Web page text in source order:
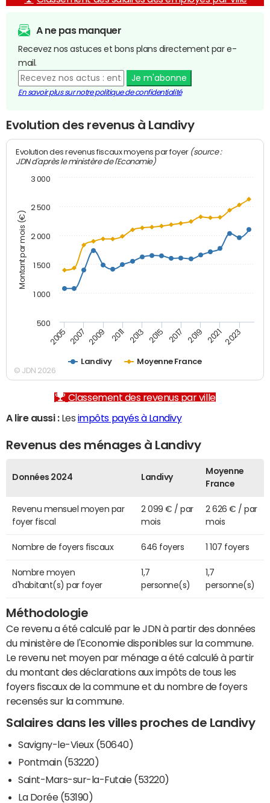
A ne pas manquer
Recevez nos astuces et bons plans directement par e-
mail.
Je m'abonne
En savoir plus sur notre politique de confidentialité
Evolution des revenus à Landivy
Montant par mois (€)
Evolution des revenus fiscaux moyens par foyer (source :
JDN d'après le ministère de l'Economie)
Landivy Moyenne France
2005 2007 2009 2011 2013 2015 2017 2019 2021 2023
500
1 000
1 500
2 000
2 500
3 000
© JDN 2026
Classement des revenus par ville
A lire aussi :Les impôts payés à Landivy
Revenus des ménages à Landivy
Données 2024 Landivy
Moyenne
France
Revenu mensuel moyen par
foyer fiscal
2 099 € / par
mois
2 626 € / par
mois
Nombre de foyers fiscaux 646 foyers 1 107 foyers
Nombre moyen
d'habitant(s) par foyer
1,7
personne(s)
1,7
personne(s)
Méthodologie
Ce revenu a été calculé par le JDN à partir des données
du ministère de l'Economie disponibles sur la commune.
Le revenu net moyen par ménage a été calculé à partir
du montant des déclarations aux impôts de tous les
foyers fiscaux de la commune et du nombre de foyers
recensés sur la commune.
Salaires dans les villes proches de Landivy
Savigny-le-Vieux (50640)
Pontmain (53220)
Saint-Mars-sur-la-Futaie (53220)
La Dorée (53190)